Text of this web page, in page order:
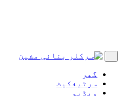
گھر
سرٹیفکیٹ
ویڈیو